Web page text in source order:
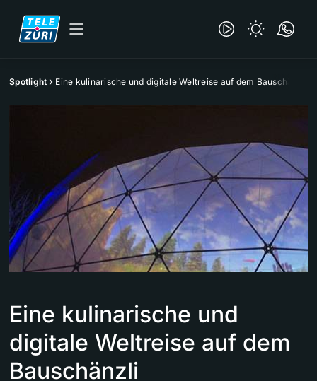
Spotlight Eine kulinarische und digitale Weltreise auf dem Bauschänzli
Eine kulinarische und
digitale Weltreise auf dem
Bauschänzli